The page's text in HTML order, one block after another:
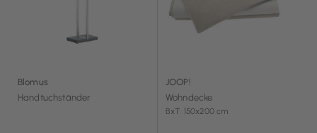
Blomus
Handtuchständer
JOOP!
Wohndecke
BxT: 150x200 cm